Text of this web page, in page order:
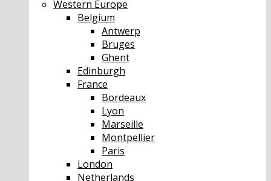
Western Europe
Belgium
Antwerp
Bruges
Ghent
Edinburgh
France
Bordeaux
Lyon
Marseille
Montpellier
Paris
London
Netherlands